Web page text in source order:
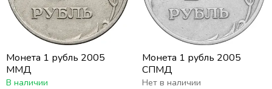
Монета 1 рубль 2005
ММД
В наличии
Монета 1 рубль 2005
СПМД
Нет в наличии